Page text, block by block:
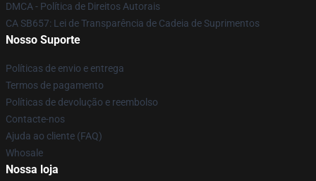
DMCA - Política de Direitos Autorais
CA SB657: Lei de Transparência de Cadeia de Suprimentos
Nosso Suporte
Políticas de envio e entrega
Termos de pagamento
Políticas de devolução e reembolso
Contacte-nos
Ajuda ao cliente (FAQ)
Whosale
Nossa loja